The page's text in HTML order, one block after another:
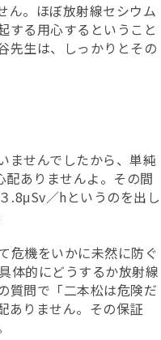
ん。ほぼ放射線セシウム
する用心するということ
先生は、しっかりとその
ませんでしたから、単純
ありませんよ。その間
.8μSv／hというのを出し
危機をいかに未然に防ぐ
体的にどうするか放射線
質問で「二本松は危険だ
ありません。その保証